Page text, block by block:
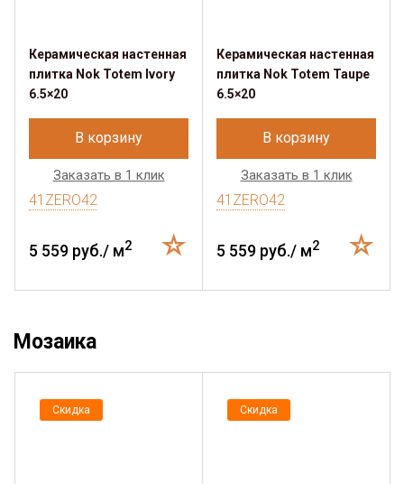
Керамическая настенная
плитка Nok Totem Ivory
6.5×20
В корзину
Заказать в 1 клик
41ZERO42
5 559 руб./ м2
Керамическая настенная
плитка Nok Totem Taupe
6.5×20
В корзину
Заказать в 1 клик
41ZERO42
5 559 руб./ м2
Мозаика
Скидка Скидка